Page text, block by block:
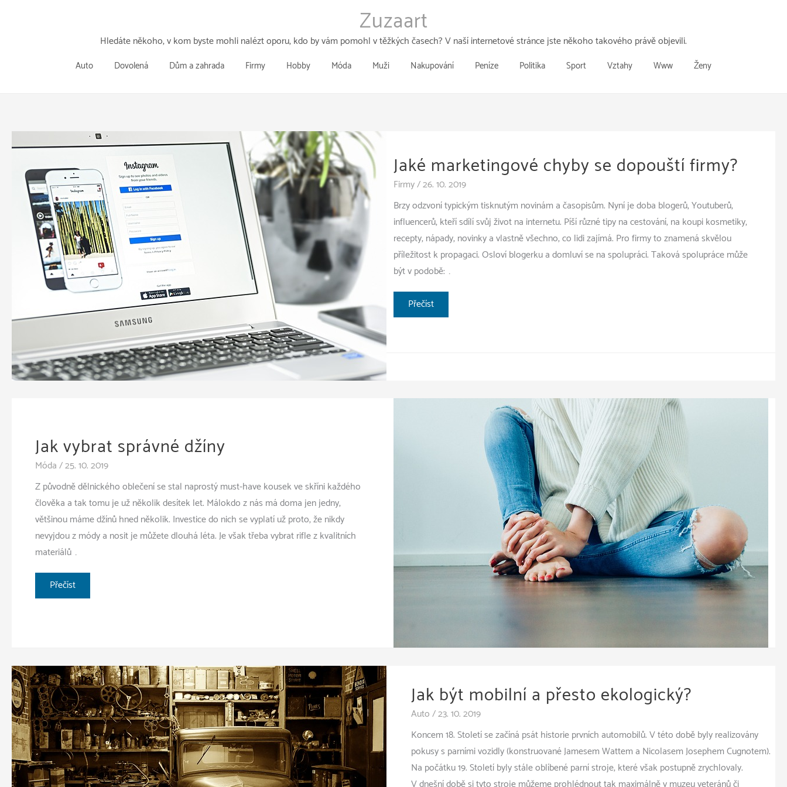
Zuzaart
Hledáte někoho, v kom byste mohli nalézt oporu, kdo by vám pomohl v těžkých časech? V naší internetové stránce jste někoho takového právě objevili.
Auto Dovolená Dům a zahrada Firmy Hobby Móda Muži Nakupování Peníze Politika Sport Vztahy Www Ženy
Jaké marketingové chyby se dopouští firmy?
Firmy/26. 10. 2019
Brzy odzvoní typickým tisknutým novinám a časopisům. Nyní je doba blogerů, Youtuberů,
influencerů, kteří sdílí svůj život na internetu. Píší různé tipy na cestování, na koupi kosmetiky,
recepty, nápady, novinky a vlastně všechno, co lidi zajímá. Pro firmy to znamená skvělou
příležitost k propagaci. Osloví blogerku a domluví se na spolupráci. Taková spolupráce může
být v podobě: …
Jaké
marketingové
Přečíst
Jak vybrat správné džíny
Móda/25. 10. 2019
Z původně dělnického oblečení se stal naprostý must-have kousek ve skříni každého
člověka a tak tomu je už několik desítek let. Málokdo z nás má doma jen jedny,
většinou máme džínů hned několik. Investice do nich se vyplatí už proto, že nikdy
nevyjdou z módy a nosit je můžete dlouhá léta. Je však třeba vybrat rifle z kvalitních
materiálů …
Jak
vybrat
Přečíst
Jak být mobilní a přesto ekologický?
Auto/23. 10. 2019
Koncem 18. Století se začíná psát historie prvních automobilů. V této době byly realizovány
pokusy s parními vozidly (konstruované Jamesem Wattem a Nicolasem Josephem Cugnotem).
Na počátku 19. Století byly stále oblíbené parní stroje, které však postupně zrychlovaly.